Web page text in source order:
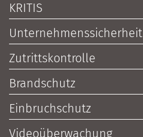
KRITIS
Unternehmenssicherheit
Zutrittskontrolle
Brandschutz
Einbruchschutz
Videoüberwachung